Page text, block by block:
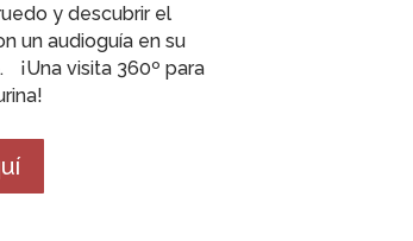
y descubrir el
un audioguía en su
¡Una visita 360º para